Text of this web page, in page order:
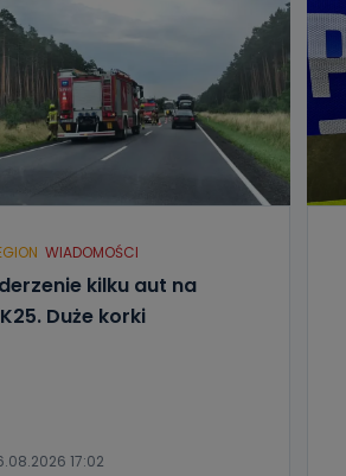
działalności.
osobowych?
pod adresem:
WIADOMOŚCI
kilku aut na
Duże korki
17:02